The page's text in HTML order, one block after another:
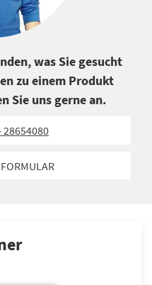
was Sie gesucht
zu einem Produkt
Sie uns gerne an.
28654080